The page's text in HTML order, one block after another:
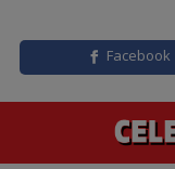
Facebook